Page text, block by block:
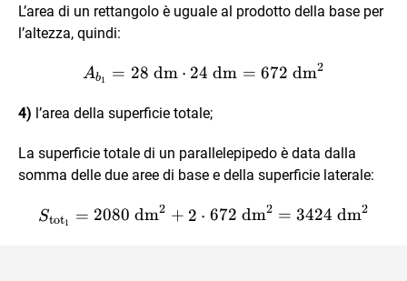
L’area di un rettangolo è uguale al prodotto della base per
l’altezza, quindi:
A_{b_1} = 28 \text{
Ab1 = 28 dm ⋅ 24 dm = 672 dm2
4) l’area della superficie totale;
La superficie totale di un parallelepipedo è data dalla
somma delle due aree di base e della superficie laterale:
S_{\text{tot}_1} = 2080
Stot1 = 2080 dm2 + 2 ⋅ 672 dm2 = 3424 dm2